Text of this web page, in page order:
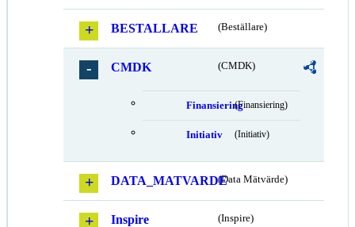
BESTALLARE (Beställare)
CMDK (CMDK)
Finansiering(Finansiering)
Initiativ (Initiativ)
DATA_MATVARDE(Data Mätvärde)
Inspire (Inspire)